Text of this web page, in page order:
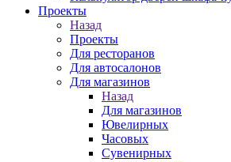
Проекты
Назад
Проекты
Для ресторанов
Для автосалонов
Для магазинов
Назад
Для магазинов
Ювелирных
Часовых
Сувенирных